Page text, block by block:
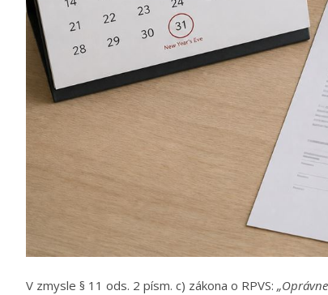
V zmysle § 11 ods. 2 písm. c) zákona o RPVS: